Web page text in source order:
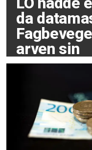
da
arven sin